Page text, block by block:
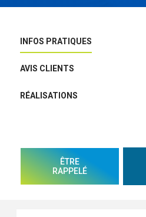
INFOS PRATIQUES
AVIS CLIENTS
RÉALISATIONS
ÊTRE
RAPPELÉ